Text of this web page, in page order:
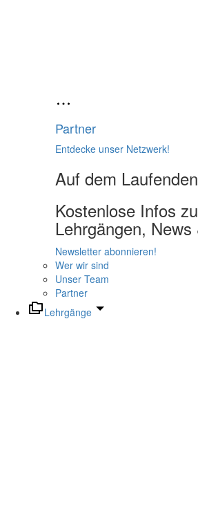
Partner
Entdecke unser Netzwerk!
Auf dem
Kostenlose Infos
Lehrgängen, News
Newsletter abonnieren!
Wer wir sind
Unser Team
Partner
Lehrgänge